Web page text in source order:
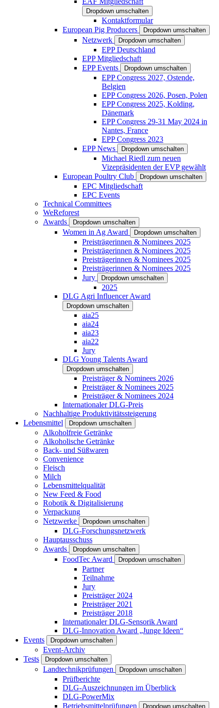
Dropdown umschalten
Kontaktformular
European Pig Producers
Dropdown umschalten
Netzwerk Dropdown umschalten
EPP Deutschland
EPP Mitgliedschaft
EPP Events
Dropdown umschalten
EPP Congress 2027, Ostende,
Belgien
EPP Congress 2026, Posen, Polen
EPP Congress 2025, Kolding,
Dänemark
EPP Congress 29-31 May 2024 in
Nantes, France
EPP Congress 2023
EPP News
Dropdown umschalten
Michael Riedl zum neuen
Vizepräsidenten der EVP gewählt
European Poultry Club
Dropdown umschalten
EPC Mitgliedschaft
EPC Events
Technical Committees
WeReforest
Awards
Dropdown umschalten
Women in Ag Award Dropdown umschalten
Preisträgerinnen & Nominees 2025
Preisträgerinnen & Nominees 2025
Preisträgerinnen & Nominees 2025
Preisträgerinnen & Nominees 2025
Jury
Dropdown umschalten
2025
DLG Agri Influencer Award
Dropdown umschalten
aia25
aia24
aia23
aia22
Jury
DLG Young Talents Award
Dropdown umschalten
Preisträger & Nominees 2026
Preisträger & Nominees 2025
Preisträger & Nominees 2024
Internationaler DLG-Preis
Nachhaltige Produktivitätssteigerung
Lebensmittel
Dropdown umschalten
Alkoholfreie Getränke
Alkoholische Getränke
Back- und Süßwaren
Convenience
Fleisch
Milch
Lebensmittelqualität
New Feed & Food
Robotik & Digitalisierung
Verpackung
Netzwerke
Dropdown umschalten
DLG-Forschungsnetzwerk
Hauptausschuss
Awards
Dropdown umschalten
FoodTec Award Dropdown umschalten
Partner
Teilnahme
Jury
Preisträger 2024
Preisträger 2021
Preisträger 2018
Internationaler DLG-Sensorik Award
DLG-Innovation Award „Junge Ideen“
Events
Dropdown umschalten
Event-Archiv
Tests
Dropdown umschalten
Landtechnikprüfungen Dropdown umschalten
Prüfberichte
DLG-Auszeichnungen im Überblick
DLG-PowerMix
Betriebsmittelprüfungen
Dropdown umschalten